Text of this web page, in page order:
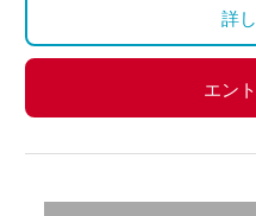
詳
エン